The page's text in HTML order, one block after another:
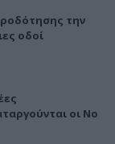
την
οδοί
οι Νο